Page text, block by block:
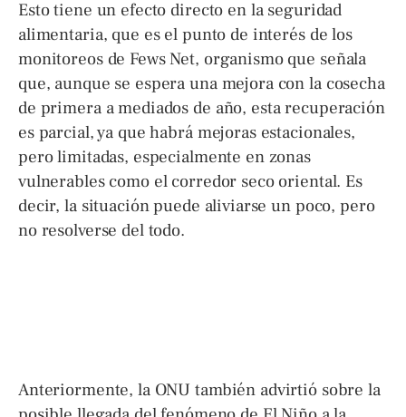
Esto tiene un efecto directo en la seguridad
alimentaria, que es el punto de interés de los
monitoreos de Fews Net, organismo que señala
que, aunque se espera una mejora con la cosecha
de primera a mediados de año, esta recuperación
es parcial, ya que habrá mejoras estacionales,
pero limitadas, especialmente en zonas
vulnerables como el corredor seco oriental. Es
decir, la situación puede aliviarse un poco, pero
no resolverse del todo.
Anteriormente, la ONU también advirtió sobre la